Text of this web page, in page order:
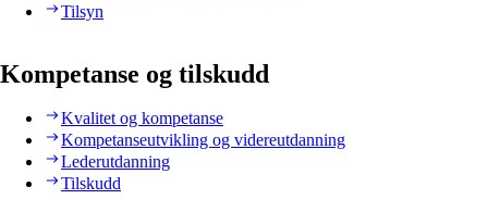
Tilsyn
Kompetanse og tilskudd
Kvalitet og kompetanse
Kompetanseutvikling og videreutdanning
Lederutdanning
Tilskudd